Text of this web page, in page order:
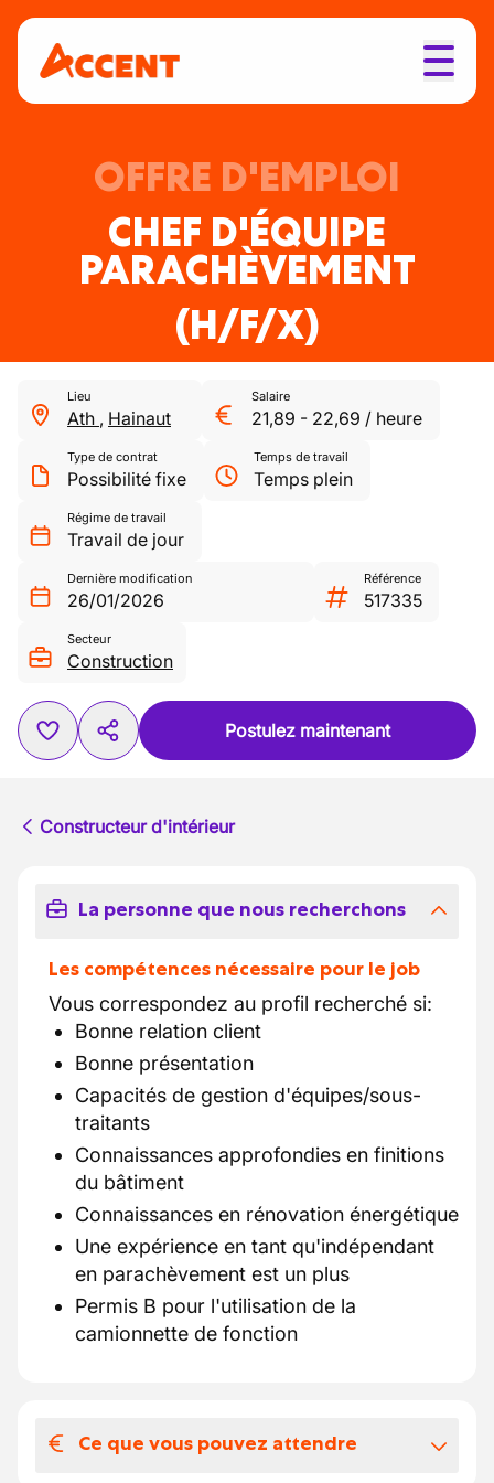
OFFRE D'EMPLOI
CHEF D'ÉQUIPE
PARACHÈVEMENT
(H/F/X)
Lieu
Ath , Hainaut
Salaire
21,89 - 22,69 / heure
Type de contrat
Possibilité fixe
Temps de travail
Temps plein
Régime de travail
Travail de jour
Dernière modification
26/01/2026
Référence
517335
Secteur
Construction
Postulez maintenant
Constructeur d'intérieur
La personne que nous recherchons
Les compétences nécessaire pour le job
Vous correspondez au profil recherché si:
Bonne relation client
Bonne présentation
Capacités de gestion d'équipes/sous-
traitants
Connaissances approfondies en finitions
du bâtiment
Connaissances en rénovation énergétique
Une expérience en tant qu'indépendant
en parachèvement est un plus
Permis B pour l'utilisation de la
camionnette de fonction
Ce que vous pouvez attendre